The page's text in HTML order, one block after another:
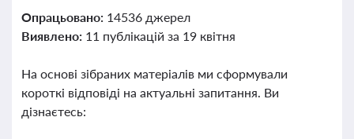
Опрацьовано: 14536 джерел
Виявлено: 11 публікацій за 19 квітня
На основі зібраних матеріалів ми сформували
короткі відповіді на актуальні запитання. Ви
дізнаєтесь: